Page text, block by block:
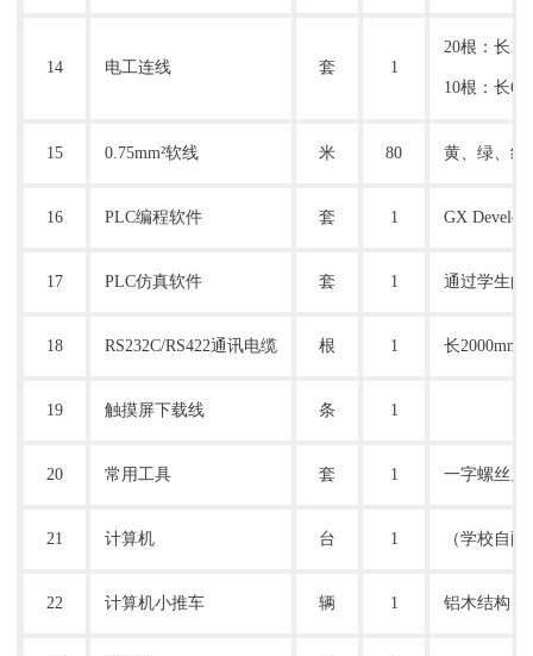
14 电工连线 套 1
20根：长
10根：长
15 0.75mm²软线 米 80 黄、绿、红
16 PLC编程软件 套 1 GX
17 PLC仿真软件 套 1 通过学生的
18 RS232C/RS422通讯电缆 根 1 长2000mm
19 触摸屏下载线 条 1
20 常用工具 套 1 一字螺丝刀
21 计算机 台 1 （学校自配
22 计算机小推车 辆 1 铝木结构；